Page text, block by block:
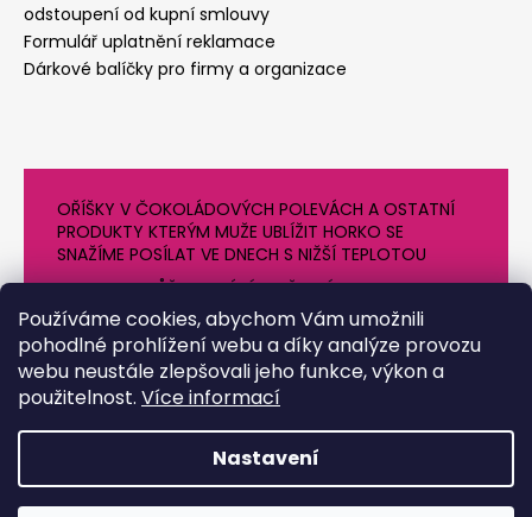
Používáme cookies, abychom Vám umožnili
pohodlné prohlížení webu a díky analýze provozu
webu neustále zlepšovali jeho funkce, výkon a
použitelnost. Více informací
Nastavení
odstoupení od kupní smlouvy
Formulář uplatnění reklamace
Dárkové balíčky pro firmy a organizace
OŘÍŠKY V ČOKOLÁDOVÝCH POLEVÁCH A OSTATNÍ
PRODUKTY KTERÝM MUŽE UBLÍŽIT HORKO SE
SNAŽÍME POSÍLAT VE DNECH S NIŽŠÍ TEPLOTOU
PROTO SE MŮŽE DODÁNÍ O NĚJAKÝ DEN OPOZDIT.
DĚKUJEME ZA POCHOPENÍ